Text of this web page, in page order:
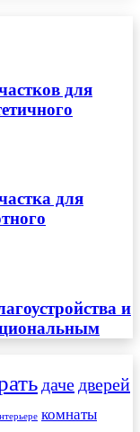
для
для
и
даче дверей
комнаты